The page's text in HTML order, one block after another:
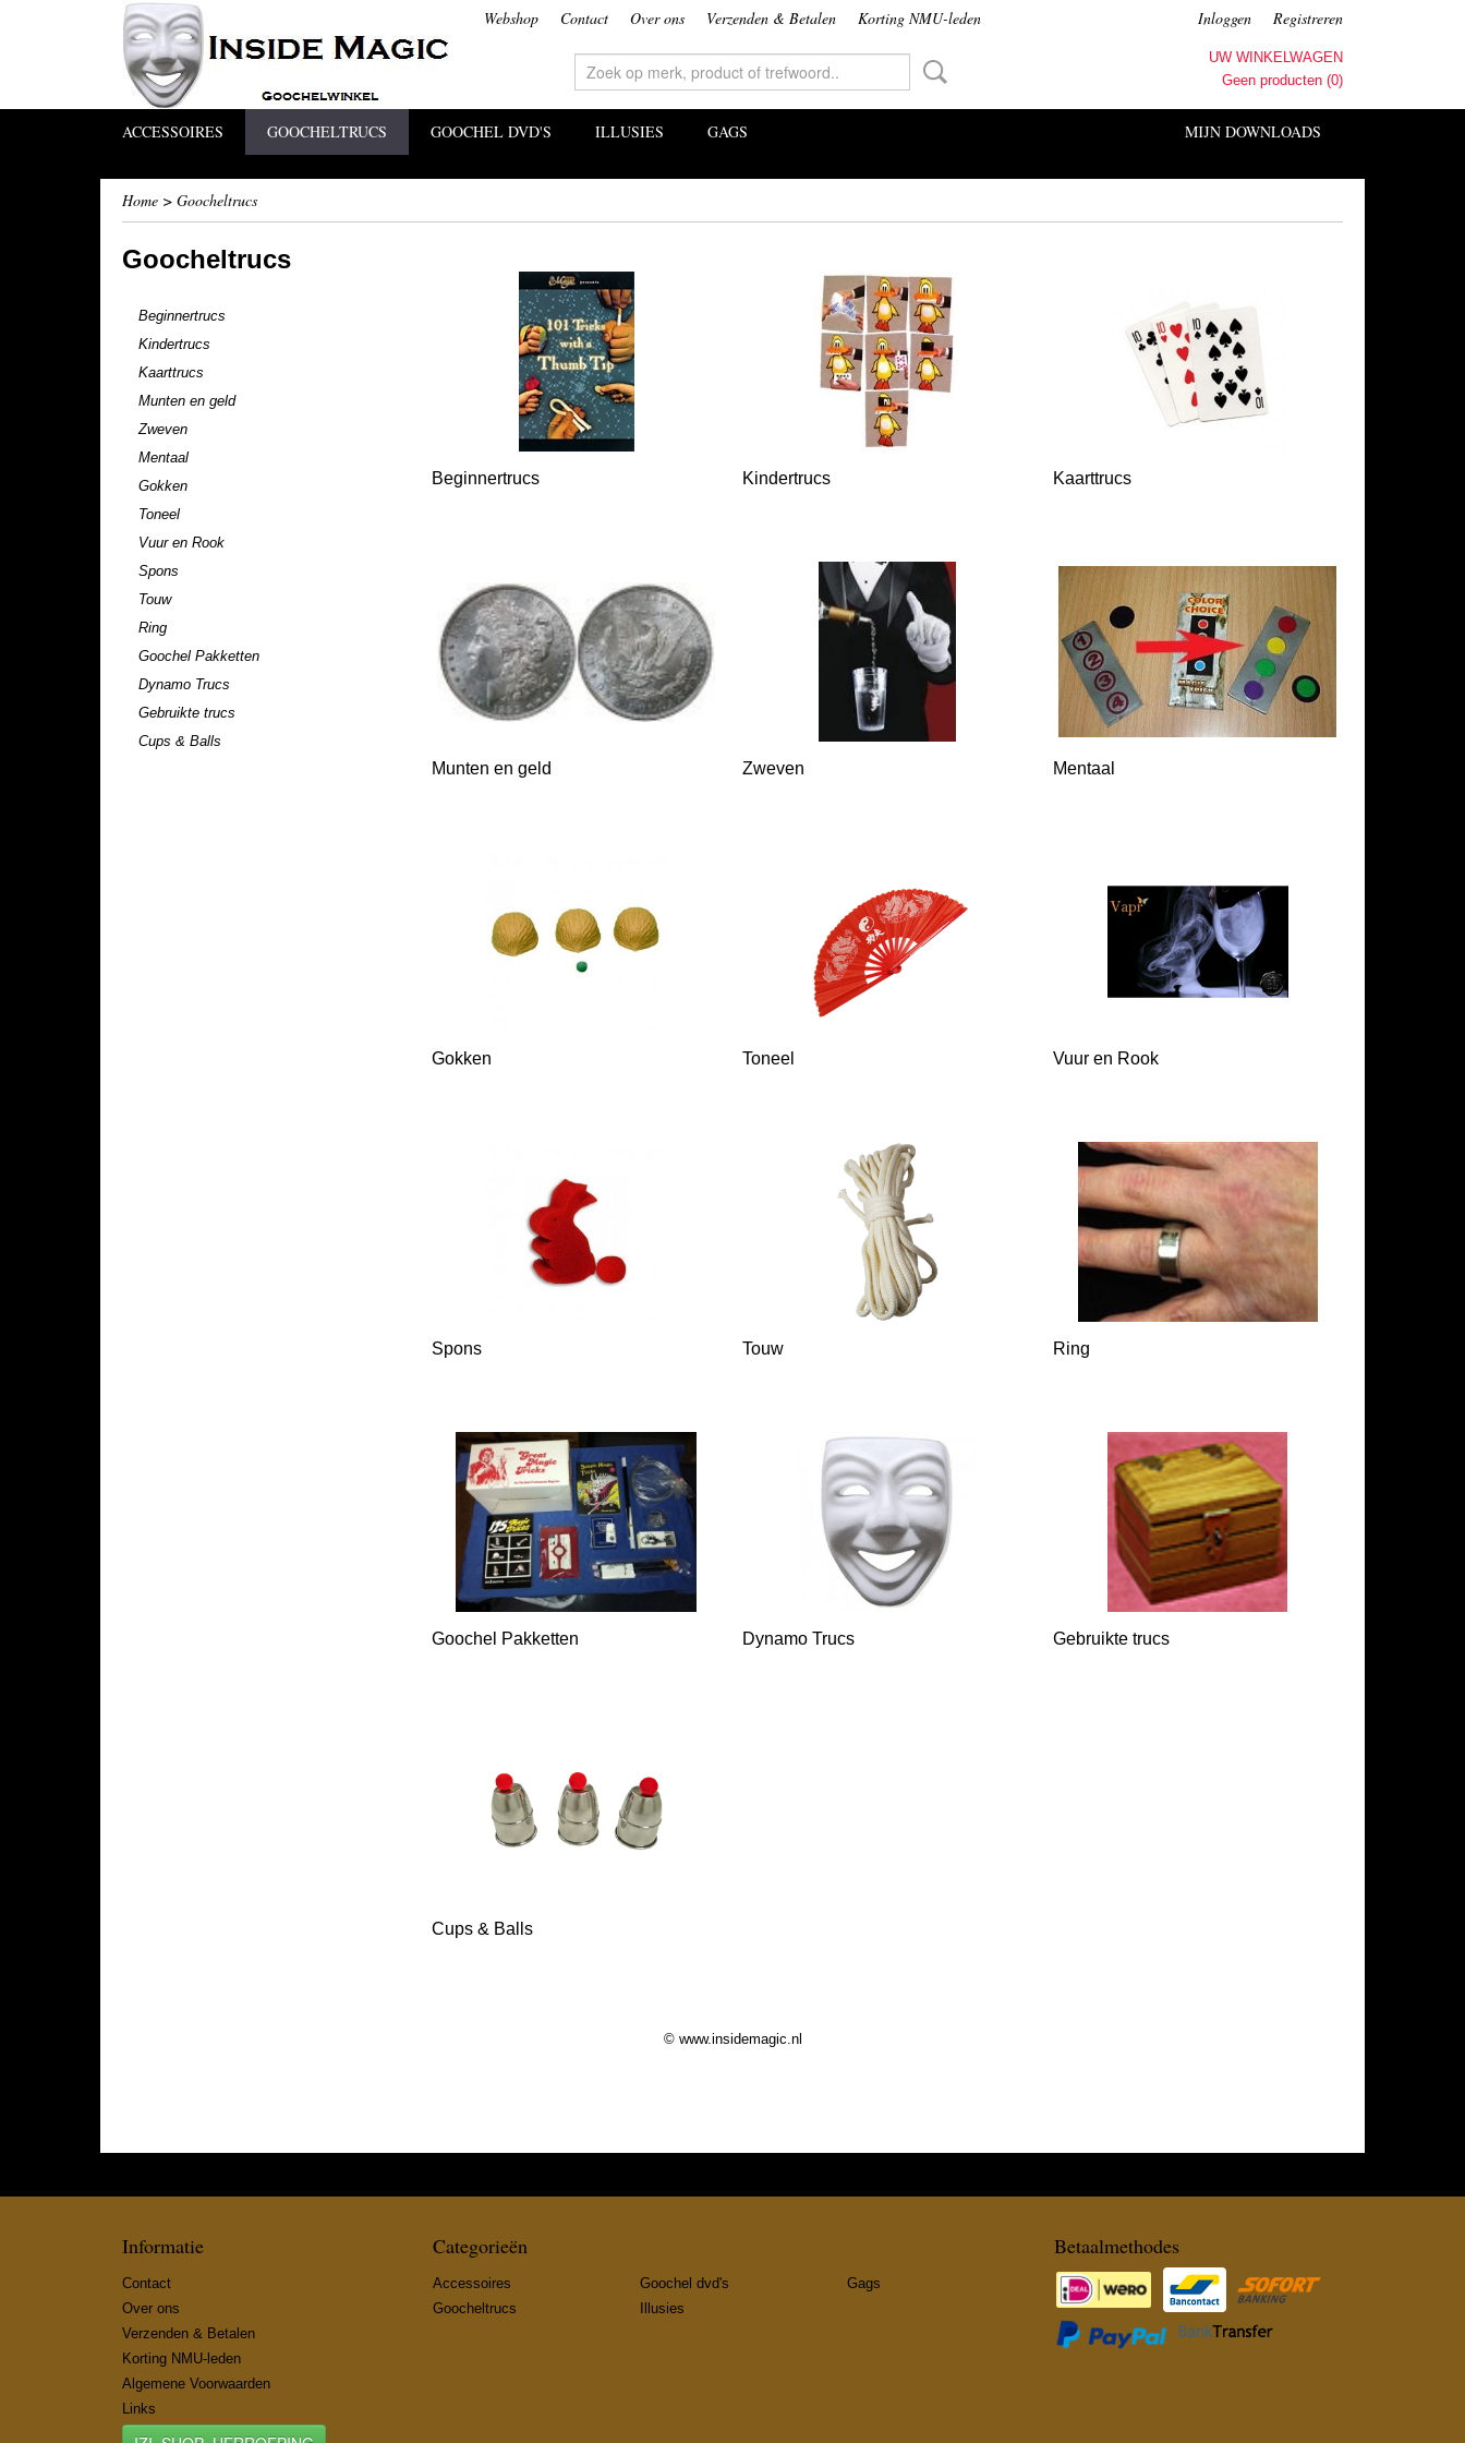
Webshop Contact Over ons Verzenden & Betalen Korting NMU-leden Inloggen Registreren
UW WINKELWAGEN
Geen producten (0)
MIJN DOWNLOADS
ACCESSOIRES GOOCHELTRUCS GOOCHEL DVD'S ILLUSIES GAGS
Home > Goocheltrucs
Goocheltrucs
Beginnertrucs
Kindertrucs
Kaarttrucs
Munten en geld
Zweven
Mentaal
Gokken
Toneel
Vuur en Rook
Spons
Touw
Ring
Goochel Pakketten
Dynamo Trucs
Gebruikte trucs
Cups & Balls
Beginnertrucs Kindertrucs Kaarttrucs
Munten en geld Zweven Mentaal
Gokken Toneel Vuur en Rook
Spons Touw Ring
Goochel Pakketten Dynamo Trucs Gebruikte trucs
Cups & Balls
© www.insidemagic.nl
Informatie
Contact
Over ons
Verzenden & Betalen
Korting NMU-leden
Algemene Voorwaarden
Links
Categorieën
Accessoires
Goocheltrucs
Goochel dvd's
Illusies
Gags
Betaalmethodes